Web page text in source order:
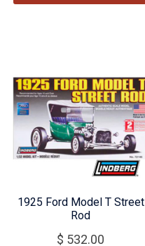
1925 Ford Model T Street
Rod
$ 532.00